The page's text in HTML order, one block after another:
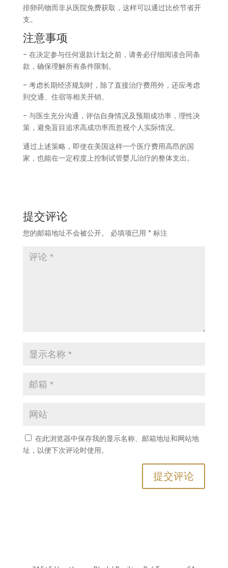
排卵药物而非从医院免费获取，这样可以通过比价节省开
支。
注意事项
– 在决定参与任何退款计划之前，请务必仔细阅读合同条
款，确保理解所有条件限制。
– 考虑长期经济规划时，除了直接治疗费用外，还应考虑
到交通、住宿等相关开销。
– 与医生充分沟通，评估自身情况及预期成功率，理性决
策，避免盲目追求高成功率而忽视个人实际情况。
通过上述策略，即使在美国这样一个医疗费用高昂的国
家，也能在一定程度上控制试管婴儿治疗的整体支出。
提交评论
您的邮箱地址不会被公开。 必填项已用 *标注
在此浏览器中保存我的显示名称、邮箱地址和网站地
址，以便下次评论时使用。